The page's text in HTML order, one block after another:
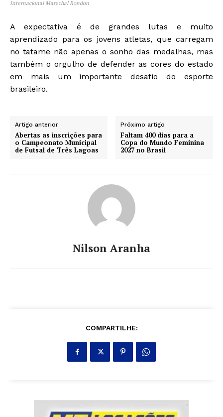
Internacional Marechal Rondon
A expectativa é de grandes lutas e muito
aprendizado para os jovens atletas, que carregam
no tatame não apenas o sonho das medalhas, mas
também o orgulho de defender as cores do estado
em mais um importante desafio do esporte
brasileiro.
Artigo anterior
Abertas as inscrições para
o Campeonato Municipal
de Futsal de Três Lagoas
Próximo artigo
Faltam 400 dias para a
Copa do Mundo Feminina
2027 no Brasil
Nilson Aranha
COMPARTILHE: